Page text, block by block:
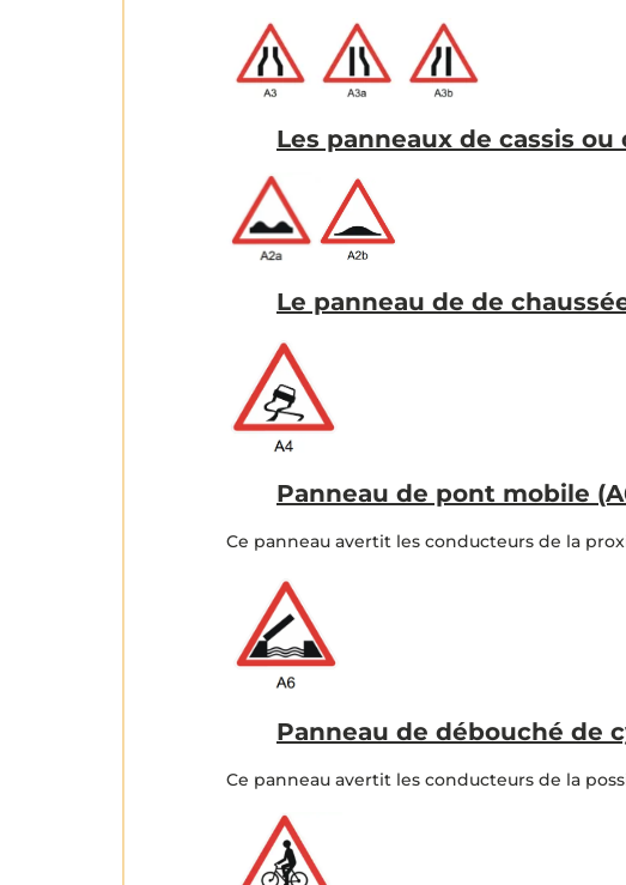
Les panneaux de cassis ou
Le panneau de de
Panneau de pont mobile
Ce panneau avertit les conducteurs de la
Panneau de débouché de
Ce panneau avertit les conducteurs de la